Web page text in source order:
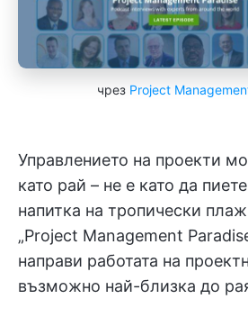
чрез Project
Управлението на проекти
като рай – не е като да
напитка на тропически
„Project Management
направи работата на
възможно най-близка до